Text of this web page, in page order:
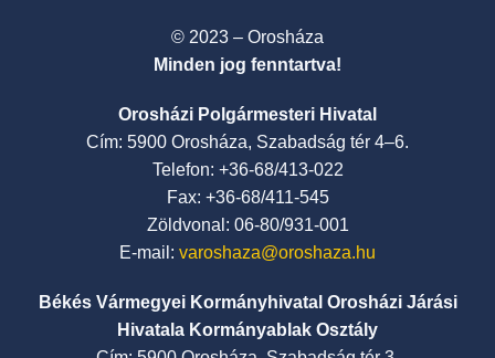
© 2023 – Orosháza
Minden jog fenntartva!
Orosházi Polgármesteri Hivatal
Cím: 5900 Orosháza, Szabadság tér 4–6.
Telefon: +36-68/413-022
Fax: +36-68/411-545
Zöldvonal: 06-80/931-001
E-mail: varoshaza@oroshaza.hu
Békés Vármegyei Kormányhivatal Orosházi Járási
Hivatala Kormányablak Osztály